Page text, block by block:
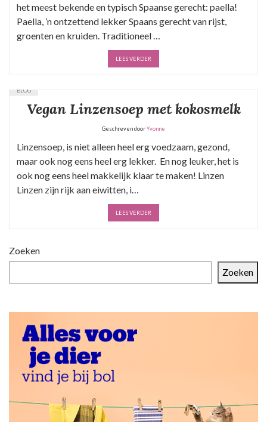
het meest bekende en typisch Spaanse gerecht: paella!
Paella, ’n ontzettend lekker Spaans gerecht van rijst,
groenten en kruiden. Traditioneel …
LEES VERDER
BLOG
Vegan Linzensoep met kokosmelk
Geschreven doorYvonne
Linzensoep, is niet alleen heel erg voedzaam, gezond,
maar ook nog eens heel erg lekker. En nog leuker, het is
ook nog eens heel makkelijk klaar te maken! Linzen
Linzen zijn rijk aan eiwitten, i…
LEES VERDER
Zoeken
Zoeken